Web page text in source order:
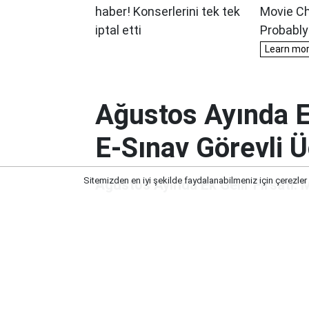
Ağustos Ayında
E-Sınav Görevli
Ağustos Ayında Ek Gelir Fırsatı:
Sitemizden en iyi şekilde faydalanabilmeniz için çerezler